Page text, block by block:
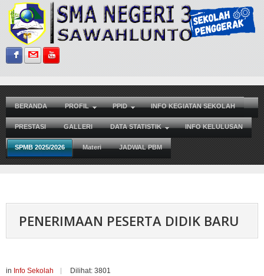
Sign in with Facebook
Sign in with Gmail
BERANDA PROFIL PPID INFO KEGIATAN SEKOLAH
PRESTASI GALLERI DATA STATISTIK INFO KELULUSAN
SPMB 2025/2026 Materi JADWAL PBM
PENERIMAAN PESERTA DIDIK BARU
in Info Sekolah Dilihat: 3801